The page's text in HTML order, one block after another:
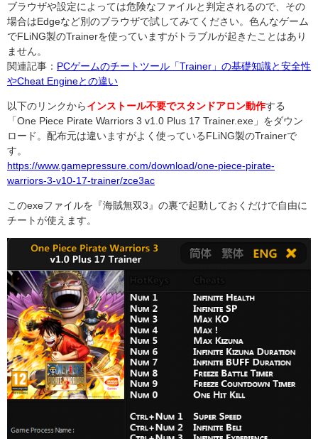
ブラウザや設定によっては危険なファイルと判定されるので、その
場合はEdgeなど別のブラウザで試してみてください。色んなゲーム
でFLiNG製のTrainerを使っていますがトラブルが起きたことはあり
ません。
関連記事： PCゲームのチートツール「Trainer」の基礎知識と安全性
やCheat Engineとの違い
以下のリンクから インストール不要でスタンドアロン動作する
「One Piece Pirate Warriors 3 v1.0 Plus 17 Trainer.exe」をダウン
ロード。配布元は違いますがよく使っているFLiNG製のTrainerで
す。
https://www.gamepressure.com/download/one-piece-pirate-
warriors-3-v10-17-trainer/zce3ac
このexeファイルを『海賊無双3』の裏で起動しておくだけで自由に
チートが使えます。